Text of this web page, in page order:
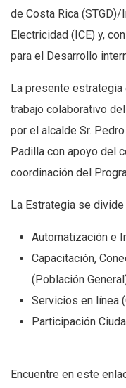
de Costa Rica
Electricidad (ICE) y,
para el Desarrollo
La presente
trabajo colaborativo
por el alcalde Sr.
Padilla con apoyo del
coordinación del
La Estrategia se
Automatización e
Capacitación,
(Población
Servicios en línea
Participación
Encuentre en este